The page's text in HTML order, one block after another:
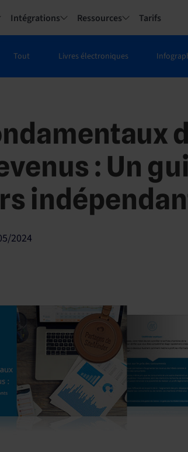
Intégrations Ressources Tarifs
Tout Livres électroniques
: Un
2024